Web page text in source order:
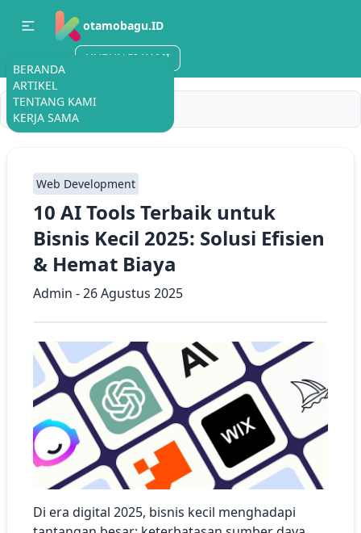
BERANDA
ARTIKEL
TENTANG KAMI
KERJA SAMA
otamobagu.ID
HUBUNGI KAMI
Home Berita
Web Development
10 AI Tools Terbaik untuk
Bisnis Kecil 2025: Solusi Efisien
& Hemat Biaya
Admin - 26 Agustus 2025
Di era digital 2025, bisnis kecil menghadapi